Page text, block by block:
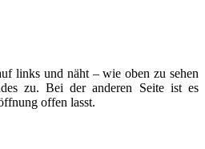
links und näht – wie oben zu sehen
zu. Bei der anderen Seite ist es
offen lasst.